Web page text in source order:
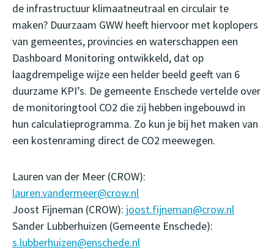
de infrastructuur klimaatneutraal en circulair te
maken? Duurzaam GWW heeft hiervoor met koplopers
van gemeentes, provincies en waterschappen een
Dashboard Monitoring ontwikkeld, dat op
laagdrempelige wijze een helder beeld geeft van 6
duurzame KPI’s. De gemeente Enschede vertelde over
de monitoringtool CO2 die zij hebben ingebouwd in
hun calculatieprogramma. Zo kun je bij het maken van
een kostenraming direct de CO2 meewegen.
Lauren van der Meer (CROW):
lauren.vandermeer@crow.nl
Joost Fijneman (CROW): joost.fijneman@crow.nl
Sander Lubberhuizen (Gemeente Enschede):
s.lubberhuizen@enschede.nl